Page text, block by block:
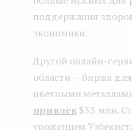
поддержания
экономики.
Другой онлайн-
области — биржа
цветными
привлек$33 млн.
уроженцем